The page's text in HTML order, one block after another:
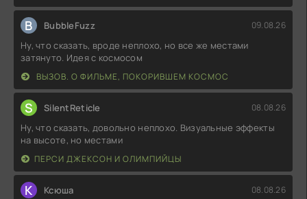
B BubbleFuzz 09.08.26
Ну, что сказать, вроде неплохо, но все же местами
затянуто. Идея с космосом
ВЫЗОВ. О ФИЛЬМЕ, ПОКОРИВШЕМ КОСМОС
S SilentReticle 08.08.26
Ну, что сказать, довольно неплохо. Визуальные эффекты
на высоте, но местами
ПЕРСИ ДЖЕКСОН И ОЛИМПИЙЦЫ
К Ксюша 08.08.26